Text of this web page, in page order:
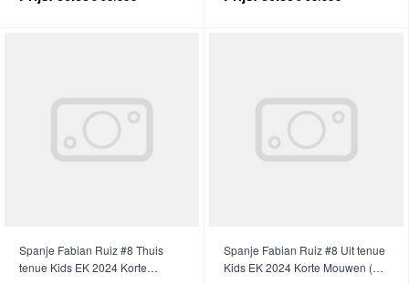
Spanje Fabian Ruiz #8 Thuis
tenue Kids EK 2024 Korte
Spanje Fabian Ruiz #8 Uit tenue
Kids EK 2024 Korte Mouwen (+